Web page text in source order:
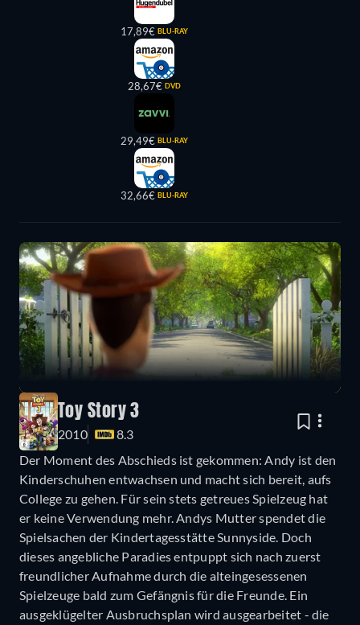
17,89€ BLU-RAY
28,67€ DVD
29,49€ BLU-RAY
32,66€ BLU-RAY
Toy Story 3
2010
8.3
Der Moment des Abschieds ist gekommen: Andy ist den
Kinderschuhen entwachsen und macht sich bereit, aufs
College zu gehen. Für sein stets getreues Spielzeug hat
er keine Verwendung mehr. Andys Mutter spendet die
Spielsachen der Kindertagesstätte Sunnyside. Doch
dieses angebliche Paradies entpuppt sich nach zuerst
freundlicher Aufnahme durch die alteingesessenen
Spielzeuge bald zum Gefängnis für die Freunde. Ein
ausgeklügelter Ausbruchsplan wird ausgearbeitet - die